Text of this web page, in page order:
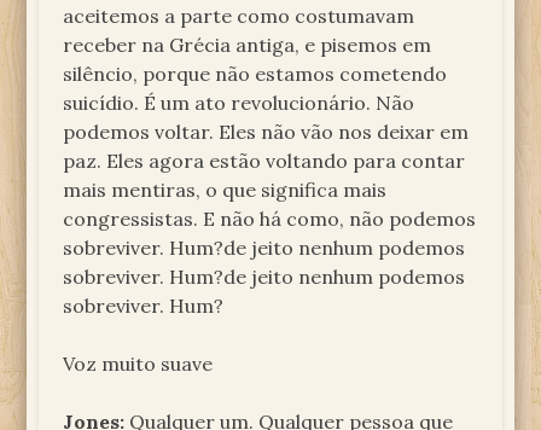
aceitemos a parte como costumavam
receber na Grécia antiga, e pisemos em
silêncio, porque não estamos cometendo
suicídio. É um ato revolucionário. Não
podemos voltar. Eles não vão nos deixar em
paz. Eles agora estão voltando para contar
mais mentiras, o que significa mais
congressistas. E não há como, não podemos
sobreviver. Hum?de jeito nenhum podemos
sobreviver. Hum?de jeito nenhum podemos
sobreviver. Hum?
Voz muito suave
Jones: Qualquer um. Qualquer pessoa que